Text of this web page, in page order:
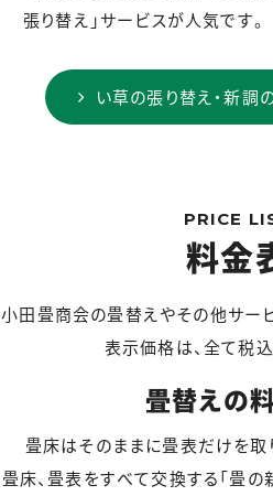
張り替え」サービスが人気です。
い草の張り替え・新調
PRICE
料金
小田畳商会の畳替えやその他サー
表示価格は、全て税
畳替えの
畳床はそのままに畳表だけを取
畳床、畳表をすべて交換する「畳の